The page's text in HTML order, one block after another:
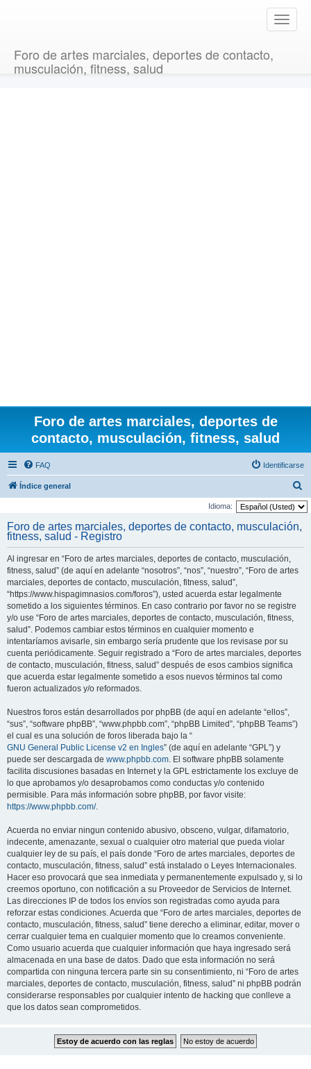
T
o
Foro de artes marciales, deportes de contacto,
musculación, fitness, salud
Foro de artes marciales, deportes de
contacto, musculación, fitness, salud
FAQ Identificarse
Índice general
u
Idioma:
Foro de artes marciales, deportes de contacto, musculación,
fitness, salud - Registro
Al ingresar en “Foro de artes marciales, deportes de contacto, musculación,
fitness, salud” (de aquí en adelante “nosotros”, “nos”, “nuestro”, “Foro de artes
marciales, deportes de contacto, musculación, fitness, salud”,
“https://www.hispagimnasios.com/foros”), usted acuerda estar legalmente
sometido a los siguientes términos. En caso contrario por favor no se registre
y/o use “Foro de artes marciales, deportes de contacto, musculación, fitness,
salud”. Podemos cambiar estos términos en cualquier momento e
intentaríamos avisarle, sin embargo sería prudente que los revisase por su
cuenta periódicamente. Seguir registrado a “Foro de artes marciales, deportes
de contacto, musculación, fitness, salud” después de esos cambios significa
que acuerda estar legalmente sometido a esos nuevos términos tal como
fueron actualizados y/o reformados.
Nuestros foros están desarrollados por phpBB (de aquí en adelante “ellos”,
“sus”, “software phpBB”, “www.phpbb.com”, “phpBB Limited”, “phpBB Teams”)
el cual es una solución de foros liberada bajo la “
GNU General Public License v2 en Ingles” (de aquí en adelante “GPL”) y
puede ser descargada de www.phpbb.com. El software phpBB solamente
facilita discusiones basadas en Internet y la GPL estrictamente los excluye de
lo que aprobamos y/o desaprobamos como conductas y/o contenido
permisible. Para más información sobre phpBB, por favor visite:
https://www.phpbb.com/.
Acuerda no enviar ningun contenido abusivo, obsceno, vulgar, difamatorio,
indecente, amenazante, sexual o cualquier otro material que pueda violar
cualquier ley de su país, el país donde “Foro de artes marciales, deportes de
contacto, musculación, fitness, salud” está instalado o Leyes Internacionales.
Hacer eso provocará que sea inmediata y permanentemente expulsado y, si lo
creemos oportuno, con notificación a su Proveedor de Servicios de Internet.
Las direcciones IP de todos los envíos son registradas como ayuda para
reforzar estas condiciones. Acuerda que “Foro de artes marciales, deportes de
contacto, musculación, fitness, salud” tiene derecho a eliminar, editar, mover o
cerrar cualquier tema en cualquier momento que lo creamos conveniente.
Como usuario acuerda que cualquier información que haya ingresado será
almacenada en una base de datos. Dado que esta información no será
compartida con ninguna tercera parte sin su consentimiento, ni “Foro de artes
marciales, deportes de contacto, musculación, fitness, salud” ni phpBB podrán
considerarse responsables por cualquier intento de hacking que conlleve a
que los datos sean comprometidos.